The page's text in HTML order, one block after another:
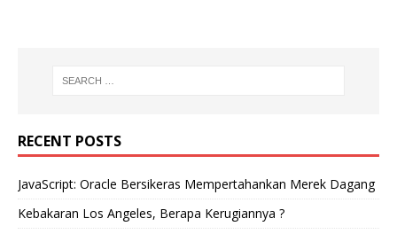
RECENT POSTS
JavaScript: Oracle Bersikeras Mempertahankan Merek Dagang
Kebakaran Los Angeles, Berapa Kerugiannya ?